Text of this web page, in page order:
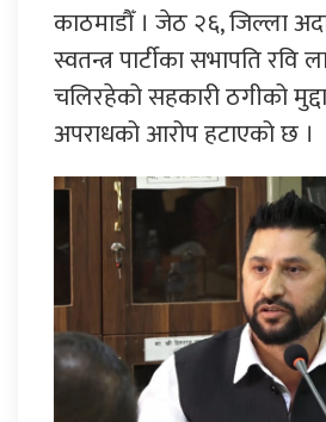
काठमाडौँ । जेठ २६, जिल्ला
स्वतन्त्र पार्टीका सभापति रवि
चलिरहेको सहकारी ठगीको
अपराधको आरोप हटाएको छ ।